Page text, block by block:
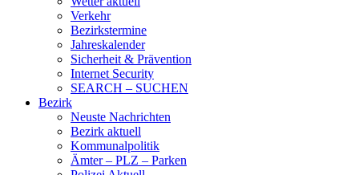
Verkehr
Bezirkstermine
Jahreskalender
Sicherheit & Prävention
Internet Security
SEARCH – SUCHEN
Bezirk
Neuste Nachrichten
Bezirk aktuell
Kommunalpolitik
Ämter – PLZ – Parken